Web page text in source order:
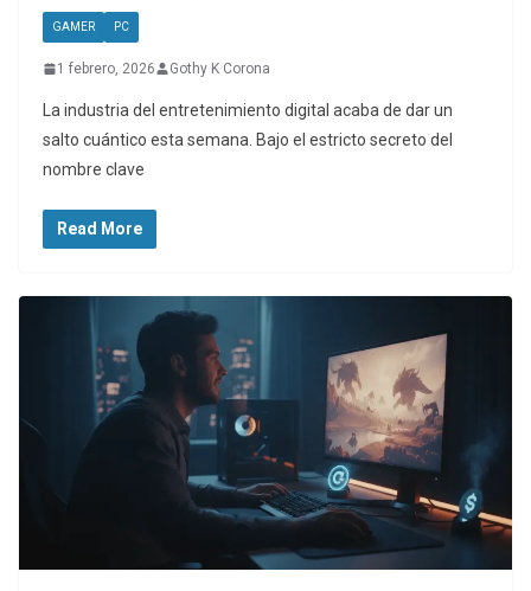
GAMER PC
1 febrero, 2026 Gothy K Corona
La industria del entretenimiento digital acaba de dar un
salto cuántico esta semana. Bajo el estricto secreto del
nombre clave
Read More